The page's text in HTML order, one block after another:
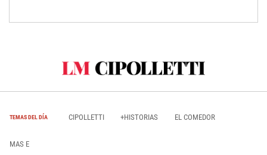
TEMAS DEL DÍA CIPOLLETTI +HISTORIAS EL COMEDOR
MAS E